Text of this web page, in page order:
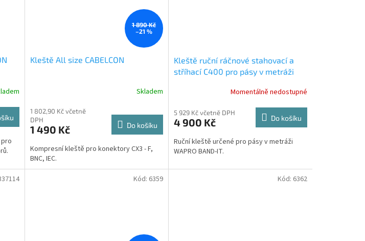
1 890 Kč
–21 %
Kleště All size CABELCON
Skladem
1 802,90 Kč včetně
DPH
1 490 Kč Do košíku
Kompresní kleště pro konektory CX3 - F,
BNC, IEC.
Kleště ruční ráčnové stahovací a
stříhací C400 pro pásy v metráži
Momentálně nedostupné
5 929 Kč včetně DPH
4 900 Kč Do košíku
Ruční kleště určené pro pásy v metráži
WAPRO BAND-IT.
Kód: 6359 Kód: 6362